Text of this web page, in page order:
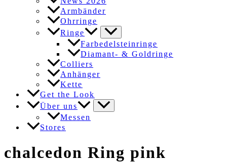
Armbänder
Ohrringe
Ringe
Farbedelsteinringe
Diamant- & Goldringe
Colliers
Anhänger
Kette
Get the Look
Über uns
Messen
Stores
chalcedon Ring pink